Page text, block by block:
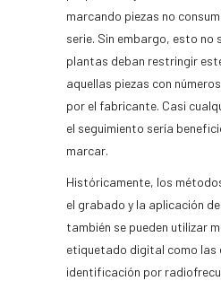
marcando piezas no
serie. Sin embargo, esto no
plantas deban restringir
aquellas piezas con
por el fabricante. Casi
el seguimiento sería
marcar.
Históricamente, los
el grabado y la aplicación
también se pueden utilizar
etiquetado digital como las
identificación por